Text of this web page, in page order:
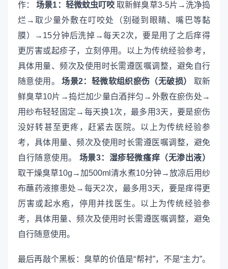
作：场景1：轻微蚊虫叮咬 取新鲜臭草3-5片→洗净捣
烂→取少量外敷在叮咬处（别碰到眼睛、嘴巴等黏
膜）→15分钟后洗掉→每天2次，要是用了之后痒得
更厉害或起疹子，立刻停用。以上为传统经验参考，
具体用量、频次及使用时长需遵医嘱调整，避免自行
随意使用。场景2：轻微软组织瘀伤（无破损）
取新
鲜臭草10片→捣烂加少量白酒拌匀→外敷在瘀伤处→
用纱布轻轻固定→每天换1次，最多用3天，要是瘀伤
没好转甚至更疼，赶紧去医院。以上为传统经验参
考，具体用量、频次及使用时长需遵医嘱调整，避免
自行随意使用。 场景3：湿疹轻微瘙痒（无渗出液）
取干燥臭草10g→加500ml清水煮10分钟→放凉后用纱
布蘸药液擦患处→每天2次，最多用3天，要是痒得更
厉害或起水疱，停用并找医生。以上为传统经验参
考，具体用量、频次及使用时长需遵医嘱调整，避免
自行随意使用。
最后再敲个黑板：臭草的价值是“帮衬”，不是“主力”。